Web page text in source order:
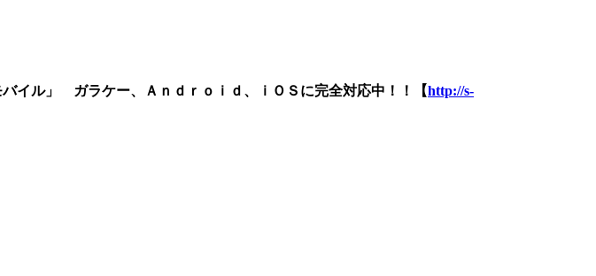
イル」 ガラケー、Ａｎｄｒｏｉｄ、ｉＯＳに完全対応中！！【http://s-